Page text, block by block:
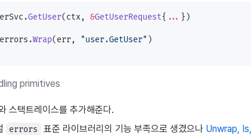
GetUser(ctx, &GetUserRequest{ ... })
errors.Wrap(err, "user.GetUser" )
primitives
스택트레이스를 추가해준다.
errors 표준 라이브러리의 기능 부족으로 생겼으나 Unwrap,